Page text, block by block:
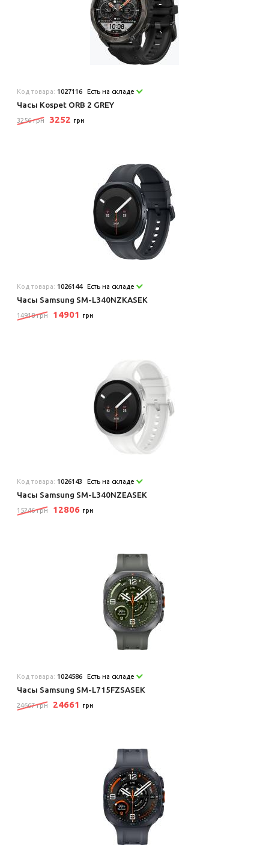
Код товара: 1027116 Есть на складе
Часы Kospet ORB 2 GREY
3256 грн 3252 грн
Код товара: 1026144 Есть на складе
Часы Samsung SM-L340NZKASEK
14918 грн 14901 грн
Код товара: 1026143 Есть на складе
Часы Samsung SM-L340NZEASEK
15246 грн 12806 грн
Код товара: 1024586 Есть на складе
Часы Samsung SM-L715FZSASEK
24667 грн 24661 грн